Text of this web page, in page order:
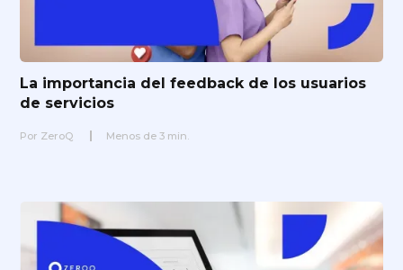
La importancia del feedback de los usuarios
de servicios
Por ZeroQ Menos de 3 min.